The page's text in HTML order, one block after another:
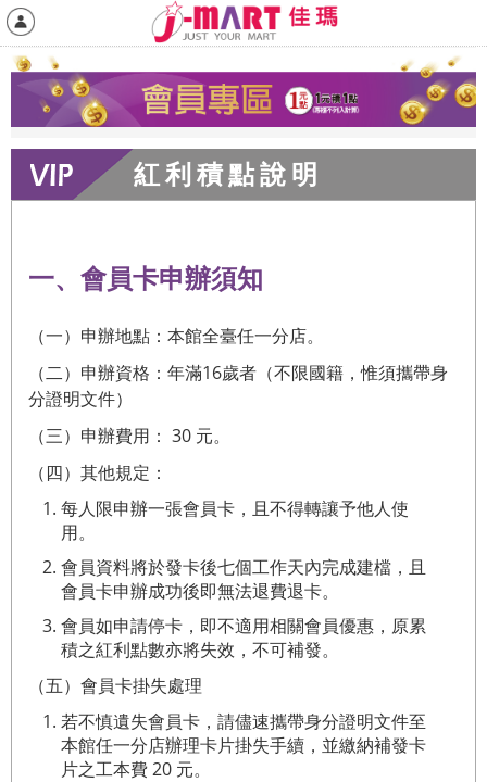
紅利積點說明
一、會員卡申辦須知
（一）申辦地點：本館全臺任一分店。
（二）申辦資格：年滿16歲者（不限國籍，惟須攜帶身
分證明文件）
（三）申辦費用： 30 元。
（四）其他規定：
每人限申辦一張會員卡，且不得轉讓予他人使
用。
會員資料將於發卡後七個工作天內完成建檔，且
會員卡申辦成功後即無法退費退卡。
會員如申請停卡，即不適用相關會員優惠，原累
積之紅利點數亦將失效，不可補發。
（五）會員卡掛失處理
若不慎遺失會員卡，請儘速攜帶身分證明文件至
本館任一分店辦理卡片掛失手續，並繳納補發卡
片之工本費 20 元。